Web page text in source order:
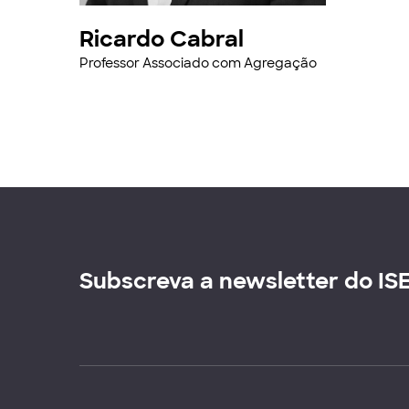
Ricardo Cabral
Professor Associado com Agregação
Subscreva a newsletter do